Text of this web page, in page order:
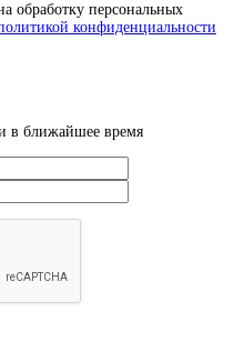
обработку персональных
конфиденциальности
в ближайшее время